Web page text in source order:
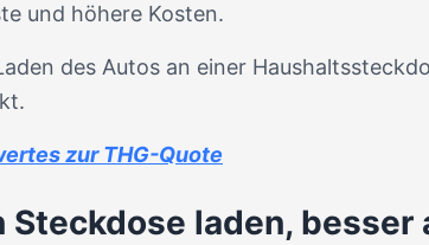
und höhere Kosten.
des Autos an einer
zur THG-Quote
laden, besser